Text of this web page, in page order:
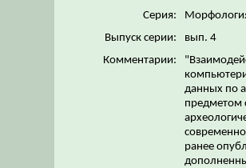
Серия:
Выпуск серии:
вып. 4
Комментарии:
данных по
предметом
ранее